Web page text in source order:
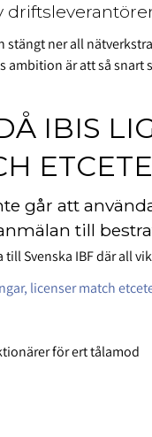
ner all
ambition är att så
IBIS
går att
till
Svenska IBF där all
licenser match
för ert tålamod